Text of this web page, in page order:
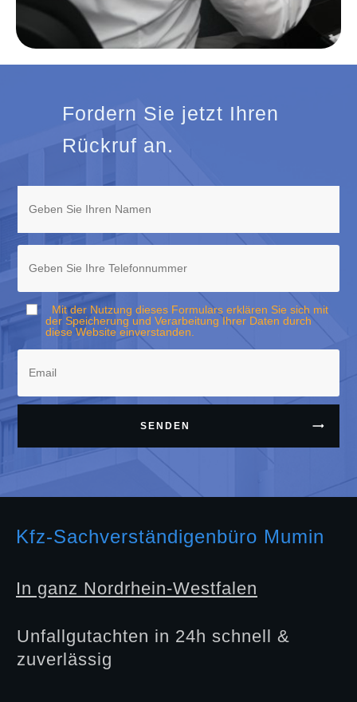
Fordern Sie jetzt Ihren
Rückruf an.
Mit der Nutzung dieses Formulars erklären Sie sich mit
der Speicherung und Verarbeitung Ihrer Daten durch
diese Website einverstanden.
SENDEN
Kfz-Sachverständigenbüro Mumin
In ganz Nordrhein-Westfalen
Unfallgutachten in 24h schnell &
zuverlässig